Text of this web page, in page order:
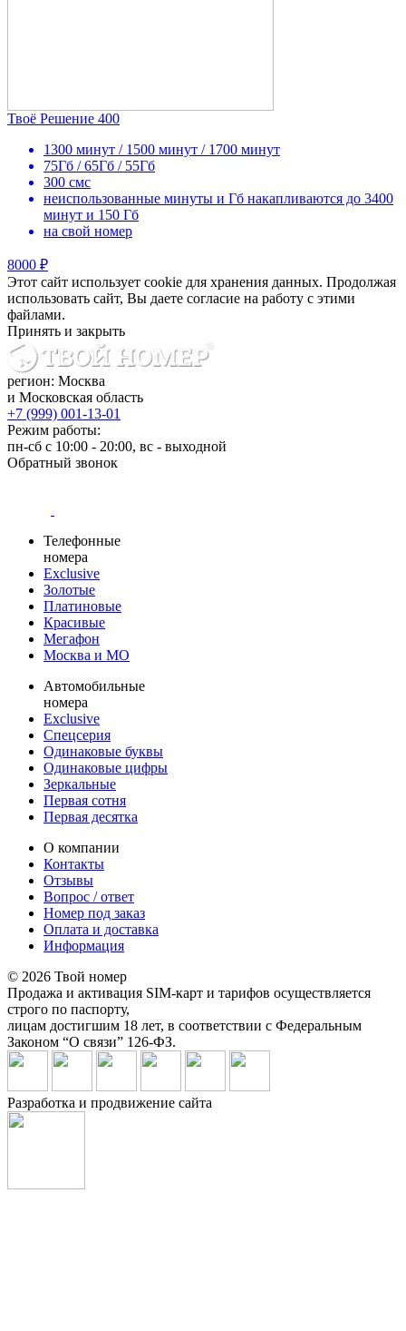
Твоё Решение 400
1300 минут / 1500 минут / 1700 минут
75Гб / 65Гб / 55Гб
300 смс
неиспользованные минуты и Гб накапливаются до 3400
минут и 150 Гб
на свой номер
8000 ₽
Этот сайт использует cookie для хранения данных. Продолжая
использовать сайт, Вы даете согласие на работу с этими
файлами.
Принять и закрыть
регион: Москва
и Московская область
+7 (999) 001-13-01
Режим работы:
пн-сб с 10:00 - 20:00, вс - выходной
Обратный звонок
Телефонные
номера
Exclusive
Золотые
Платиновые
Красивые
Мегафон
Москва и МО
Автомобильные
номера
Exclusive
Спецсерия
Одинаковые буквы
Одинаковые цифры
Зеркальные
Первая сотня
Первая десятка
О компании
Контакты
Отзывы
Вопрос / ответ
Номер под заказ
Оплата и доставка
Информация
© 2026 Твой номер
Продажа и активация SIM-карт и тарифов осуществляется
строго по паспорту,
лицам достигшим 18 лет, в соответствии с Федеральным
Законом “О связи” 126-ФЗ.
Разработка и продвижение сайта